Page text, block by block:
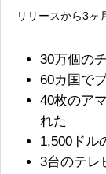
リリースから3ヶ
30万個の
60カ国で
40枚のア
れた
1,500ドル
3台のテレ